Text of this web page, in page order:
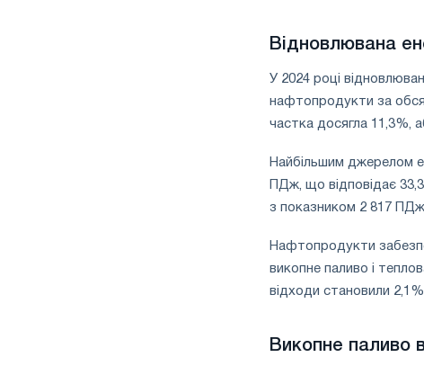
Відновлювана
У 2024 році
нафтопродукти за
частка досягла 11,3%,
Найбільшим джерелом
ПДж, що відповідає
з показником 2 817
Нафтопродукти
викопне паливо і
відходи становили
Викопне паливо